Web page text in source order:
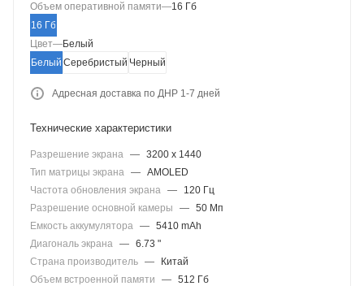
Объем оперативной памяти—16 Гб
16 Гб
Цвет—Белый
Белый Серебристый Черный
Адресная доставка по ДНР 1-7 дней
Технические характеристики
Разрешение экрана — 3200 x 1440
Тип матрицы экрана — AMOLED
Частота обновления экрана —
120 Гц
Разрешение основной камеры
— 50 Мп
Емкость аккумулятора — 5410 mAh
Диагональ экрана — 6.73 "
Страна производитель —
Китай
Объем встроенной памяти
— 512 Гб